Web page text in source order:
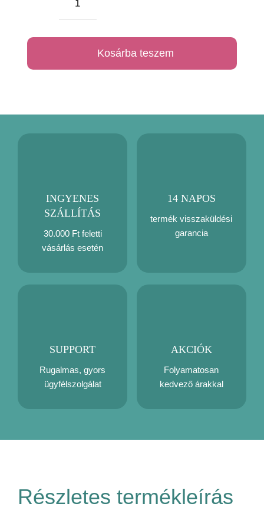
Kosárba teszem
INGYENES
SZÁLLÍTÁS
30.000 Ft feletti
vásárlás esetén
14 NAPOS
termék visszaküldési
garancia
SUPPORT
Rugalmas, gyors
ügyfélszolgálat
AKCIÓK
Folyamatosan
kedvező árakkal
Részletes termékleírás